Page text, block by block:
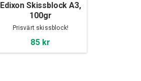
Edixon Skissblock A3,
100gr
Prisvärt skissblock!
85 kr